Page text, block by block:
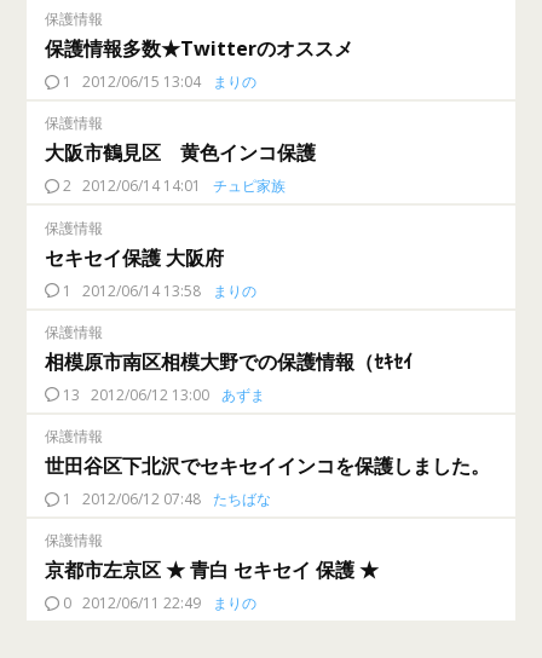
保護情報
保護情報多数★Twitterのオススメ
1 2012/06/15 13:04 まりの
保護情報
大阪市鶴見区 黄色インコ保護
2 2012/06/14 14:01 チュピ家族
保護情報
セキセイ保護 大阪府
1 2012/06/14 13:58 まりの
保護情報
相模原市南区相模大野での保護情報（ｾｷｾｲ
13 2012/06/12 13:00 あずま
保護情報
世田谷区下北沢でセキセイインコを保護しました。
1 2012/06/12 07:48 たちばな
保護情報
京都市左京区 ★ 青白 セキセイ 保護 ★
0 2012/06/11 22:49 まりの